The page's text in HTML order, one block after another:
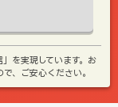
を実現しています。お
、ご安心ください。